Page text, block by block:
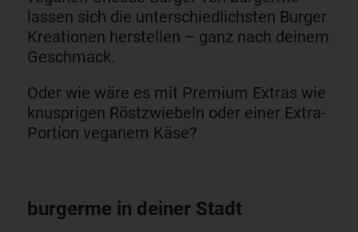
lassen sich die unterschiedlichsten Burger
Kreationen herstellen – ganz nach deinem
Geschmack.
Oder wie wäre es mit Premium Extras wie
knusprigen Röstzwiebeln oder einer Extra-
Portion veganem Käse?
burgerme in deiner Stadt